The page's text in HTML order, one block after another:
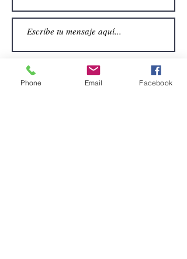
Enviar
Phone Email Facebook